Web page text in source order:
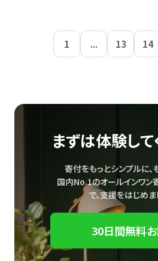
1 ... 13 14
まずは体験して
寄付をもっとシンプルに、
国内No.1のオールインワン
で、支援をはじめま
30日間無料